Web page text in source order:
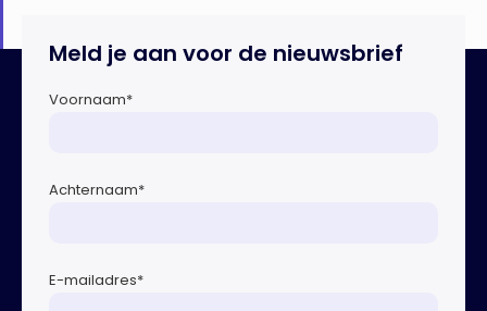
Meld je aan voor de nieuwsbrief
Voornaam*
Achternaam*
E-mailadres*